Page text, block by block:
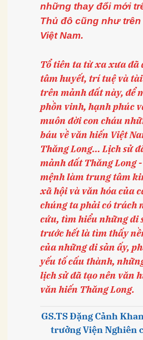
những thay đổi mới
Thủ đô cũng như
Việt Nam.
Tổ tiên ta từ xa xưa đã
tâm huyết, trí tuệ và
trên mảnh đất này, để
phồn vinh, hạnh phúc
muôn đời con cháu
báu về văn hiến Việt
Thăng Long… Lịch sử
mảnh đất Thăng Long
mệnh làm trung tâm
xã hội và văn hóa của
chúng ta phải có trách
cứu, tìm hiểu những di
trước hết là tìm thấy
của những di sản ấy,
yếu tố cấu thành,
lịch sử đã tạo nên văn
văn hiến Thăng Long.
GS.TS Đặng Cảnh
trưởng Viện Nghiên